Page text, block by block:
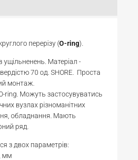
перерізу (O-ring).
Матеріал -
70 од. SHORE. Проста
монтаж.
ring. Можуть застосувуватись
вузлах різноманітних
обладнання. Мають
ряд.
з двох параметрів:
мм